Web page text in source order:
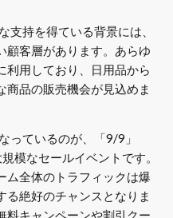
支持を得ている背景には、
顧客層があります。あらゆ
利用しており、日用品から
商品の販売機会が見込めま
っているのが、「9/9」
模なセールイベントです。
ム全体のトラフィックは爆
る絶好のチャンスとなりま
料キャンペーンや割引クー